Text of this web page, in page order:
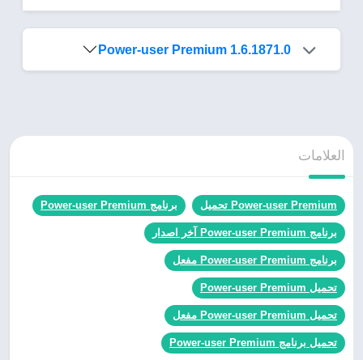
Power-user Premium 1.6.1871.0
العلامات
Power-user Premium تحميل برنامج Power-user Premium
برنامج Power-user Premium آخر اصدار
برنامج Power-user Premium مفعل
تحميل Power-user Premium
تحميل Power-user Premium مفعل
تحميل برنامج Power-user Premium